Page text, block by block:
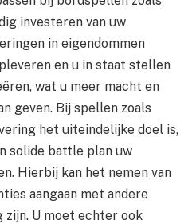
investeren van uw
in eigendommen
en u in staat stellen
wat u meer macht en
geven. Bij spellen zoals
het uiteindelijke doel is,
solide battle plan uw
Hierbij kan het nemen van
aangaan met andere
U moet echter ook